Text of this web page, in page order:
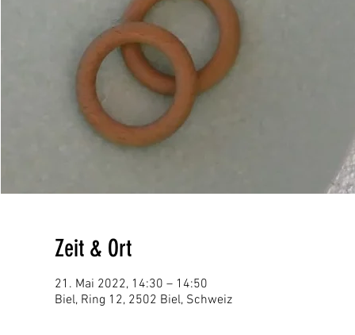
Zeit & Ort
21. Mai 2022, 14:30 – 14:50
Biel, Ring 12, 2502 Biel, Schweiz